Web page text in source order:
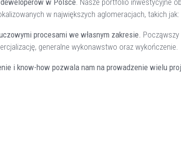
w największych aglomeracjach, takich jak:
procesami we własnym zakresie.
generalne wykonawstwo oraz wykończenie.
i know-how pozwala nam na prowadzenie wielu